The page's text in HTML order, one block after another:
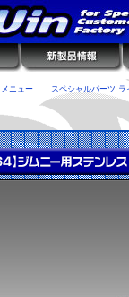
メニュー スペシャルパーツ ラ